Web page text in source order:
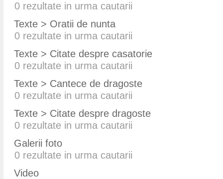
0 rezultate in urma cautarii
Texte > Oratii de nunta
0 rezultate in urma cautarii
Texte > Citate despre casatorie
0 rezultate in urma cautarii
Texte > Cantece de dragoste
0 rezultate in urma cautarii
Texte > Citate despre dragoste
0 rezultate in urma cautarii
Galerii foto
0 rezultate in urma cautarii
Video